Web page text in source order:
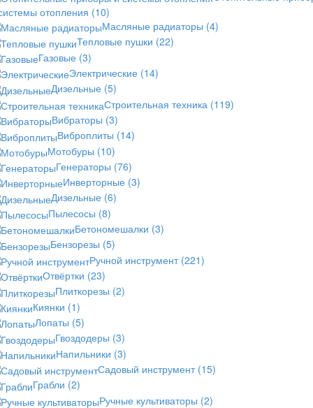
отопления (10)
Масляные радиаторы (4)
Тепловые пушки (22)
Газовые (3)
Электрические (14)
Дизельные (5)
Строительная техника (119)
Вибраторы (3)
Виброплиты (14)
Мотобуры (10)
Генераторы (76)
Инверторные (3)
Дизельные (6)
Пылесосы (8)
Бетономешалки (3)
Бензорезы (5)
Ручной инструмент (221)
Отвёртки (23)
Плиткорезы (2)
Киянки (1)
Лопаты (5)
Гвоздодеры (3)
Напильники (3)
Садовый инструмент (15)
Грабли (2)
Ручные культиваторы (2)